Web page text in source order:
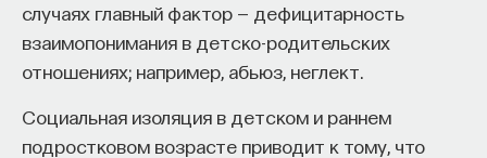
случаях главный фактор — дефицитарность
взаимопонимания в детско-родительских
отношениях; например, абьюз, неглект.
Социальная изоляция в детском и раннем
подростковом возрасте приводит к тому, что